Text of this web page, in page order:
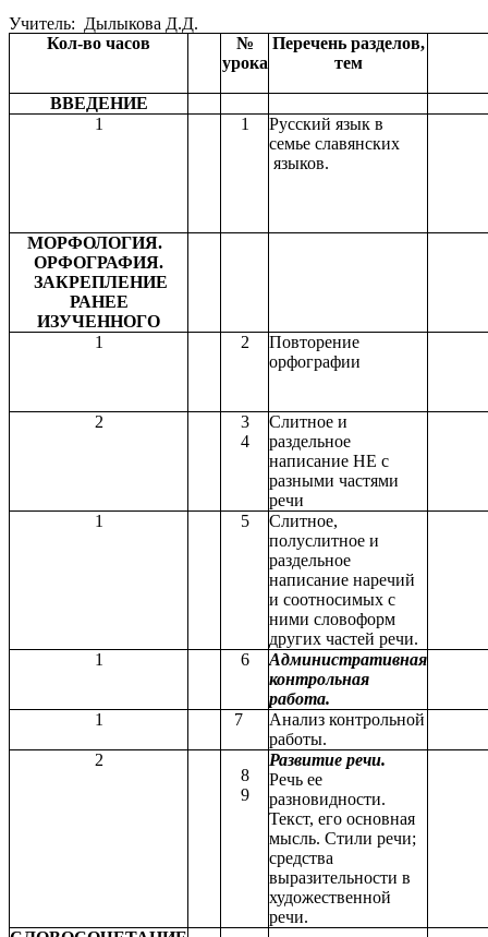
Учитель: Дылыкова Д.Д.
Кол-во часов
№
урока
Перечень разделов,
тем
ВВЕДЕНИЕ
1
1
Русский язык в
семье славянских
языков.
МОРФОЛОГИЯ.
ОРФОГРАФИЯ.
ЗАКРЕПЛЕНИЕ
РАНЕЕ
ИЗУЧЕННОГО
1
2
Повторение
орфографии
2
3
4
Слитное и
раздельное
написание НЕ с
разными частями
речи
1
5
Слитное,
полуслитное и
раздельное
написание наречий
и соотносимых с
ними словоформ
других частей речи.
1
6
Административная
контрольная
работа.
1
7
Анализ контрольной
работы.
2
8
9
Развитие речи.
Речь ее
разновидности.
Текст, его основная
мысль. Стили речи;
средства
выразительности в
художественной
речи.